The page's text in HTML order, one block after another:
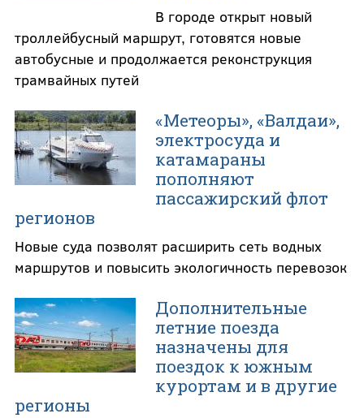
В городе открыт новый
троллейбусный маршрут, готовятся новые
автобусные и продолжается реконструкция
трамвайных путей
«Метеоры», «Валдаи»,
электросуда и
катамараны
пополняют
пассажирский флот
регионов
Новые суда позволят расширить сеть водных
маршрутов и повысить экологичность перевозок
Дополнительные
летние поезда
назначены для
поездок к южным
курортам и в другие
регионы